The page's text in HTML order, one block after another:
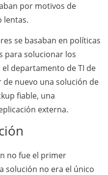
por motivos de
lentas.
se basaban en políticas
para solucionar los
departamento de TI de
de nuevo una solución de
fiable, una
externa.
no fue el primer
solución no era el único